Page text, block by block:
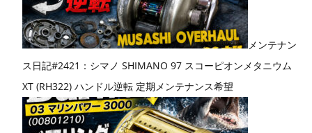
メンテナン
ス日記#2421：シマノ SHIMANO 97 スコーピオンメタニウム
XT (RH322) ハンドル逆転 定期メンテナンス希望